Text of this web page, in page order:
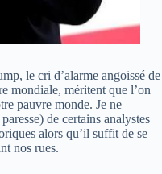
le cri d’alarme angoissé de
mondiale, méritent que l’on
pauvre monde. Je ne
de certains analystes
alors qu’il suffit de se
nos rues.